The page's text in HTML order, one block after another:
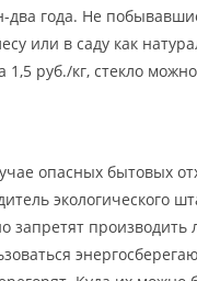
года. Не
или в саду как
1,5 руб./кг, стекло
опасных бытовых
экологического
запретят